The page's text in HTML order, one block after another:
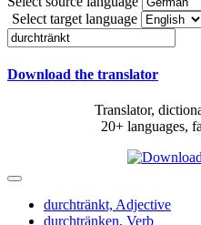
Select target language
Download the translator
Translator,
20+ languages,
durchtränkt, Adjective
durchtränken, Verb